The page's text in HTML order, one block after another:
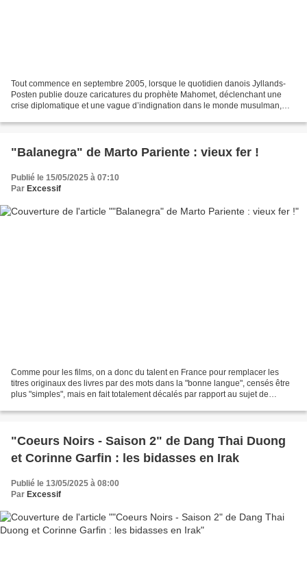
Tout commence en septembre 2005, lorsque le quotidien danois Jyllands-
Posten publie douze caricatures du prophète Mahomet, déclenchant une
crise diplomatique et une vague d’indignation dans le monde musulman,
"Balanegra" de Marto Pariente : vieux fer !
Publié le 15/05/2025 à 07:10
Par Excessif
Comme pour les films, on a donc du talent en France pour remplacer les
titres originaux des livres par des mots dans la "bonne langue", censés être
plus "simples", mais en fait totalement décalés par rapport au sujet de
"Coeurs Noirs - Saison 2" de Dang Thai Duong
et Corinne Garfin : les bidasses en Irak
Publié le 13/05/2025 à 08:00
Par Excessif